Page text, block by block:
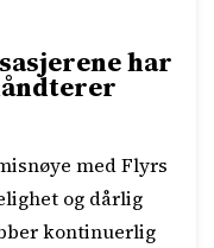
har
med Flyrs
og dårlig
kontinuerlig